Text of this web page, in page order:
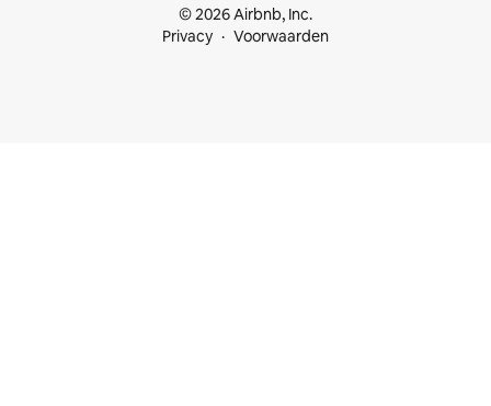
© 2026 Airbnb, Inc.
Privacy
Voorwaarden